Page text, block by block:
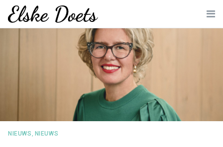
Skip
content
NIEUWS NIEUWS